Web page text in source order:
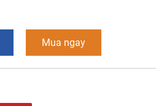
Mua ngay